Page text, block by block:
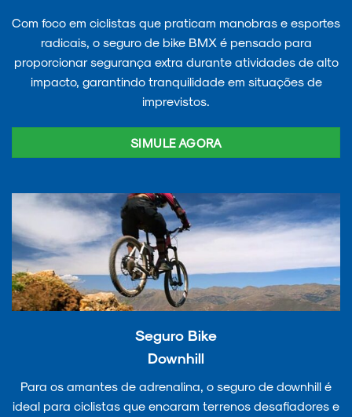
Com foco em ciclistas que praticam manobras e esportes
radicais, o seguro de bike BMX é pensado para
proporcionar segurança extra durante atividades de alto
impacto, garantindo tranquilidade em situações de
imprevistos.
SIMULE AGORA
Seguro Bike
Downhill
Para os amantes de adrenalina, o seguro de downhill é
ideal para ciclistas que encaram terrenos desafiadores e